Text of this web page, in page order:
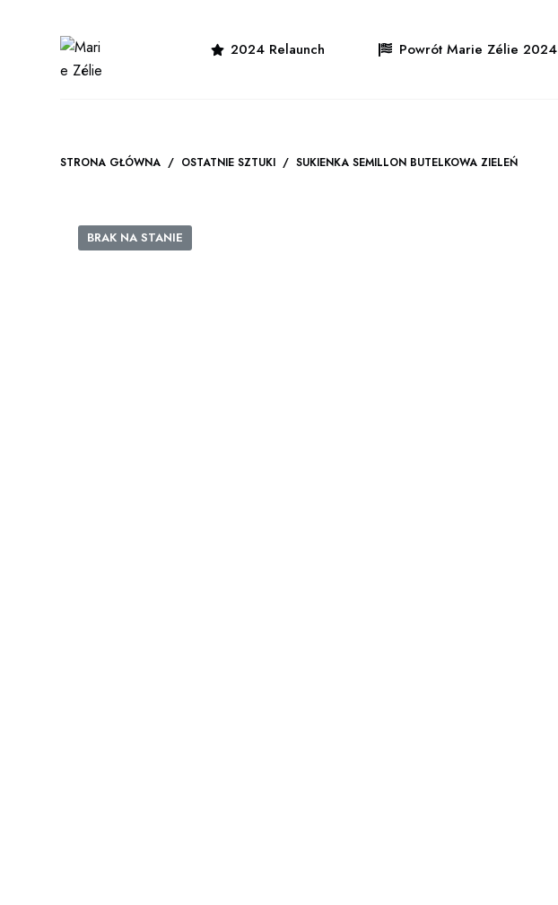
2024 Relaunch Powrót Marie Zélie 2024
STRONA GŁÓWNA / OSTATNIE SZTUKI / SUKIENKA SEMILLON BUTELKOWA ZIELEŃ
BRAK NA STANIE